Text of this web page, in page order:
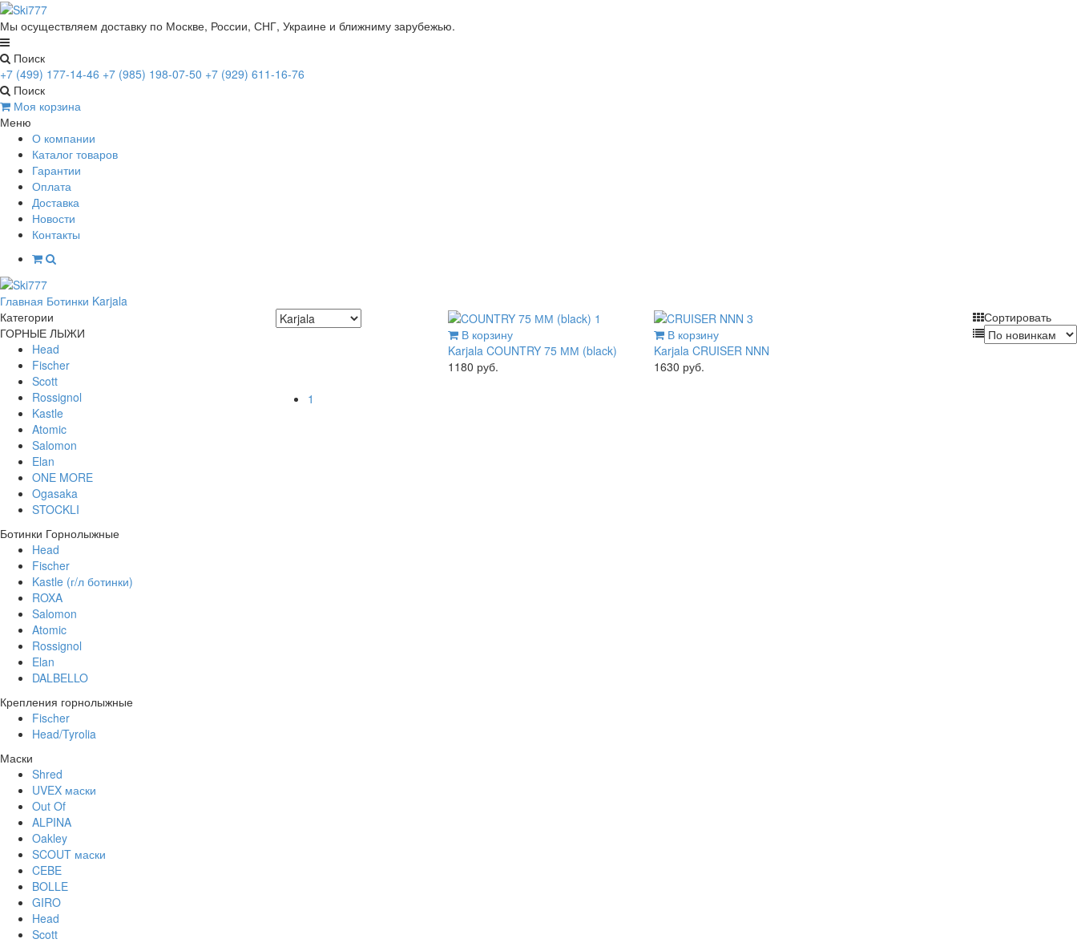
Мы осуществляем доставку по Москве, России, СНГ, Украине и ближниму зарубежью.
Поиск
+7 (499) 177-14-46 +7 (985) 198-07-50 +7 (929) 611-16-76
Поиск
Моя корзина
Меню
О компании
Каталог товаров
Гарантии
Оплата
Доставка
Новости
Контакты
Главная Ботинки Karjala
Сортировать
В корзину
Karjala COUNTRY 75 ММ (black)
1180 руб.
В корзину
Karjala CRUISER NNN
1630 руб.
1
Категории
ГОРНЫЕ ЛЫЖИ
Head
Fischer
Scott
Rossignol
Kastle
Atomic
Salomon
Elan
ONE MORE
Ogasaka
STOCKLI
Ботинки Горнолыжные
Head
Fischer
Kastle (г/л ботинки)
ROXA
Salomon
Atomic
Rossignol
Elan
DALBELLO
Крепления горнолыжные
Fisсher
Head/Tyrolia
Маски
Shred
UVEX маски
Out Of
ALPINA
Oakley
SCOUT маски
CEBE
BOLLE
GIRO
Head
Scott